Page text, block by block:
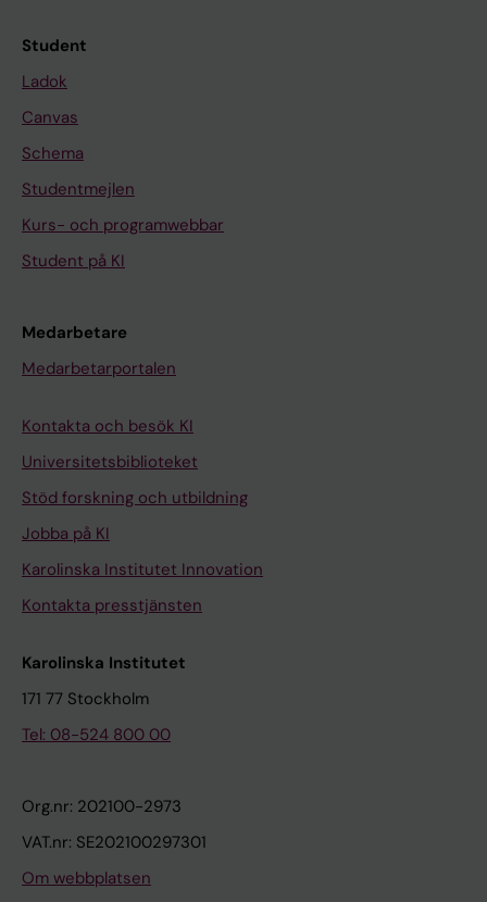
Student
Ladok
Canvas
Schema
Studentmejlen
Kurs- och programwebbar
Student på KI
Medarbetare
Medarbetarportalen
Kontakta och besök KI
Universitetsbiblioteket
Stöd forskning och utbildning
Jobba på KI
Karolinska Institutet Innovation
Kontakta presstjänsten
Karolinska Institutet
171 77 Stockholm
Tel: 08-524 800 00
Org.nr: 202100-2973
VAT.nr: SE202100297301
Om webbplatsen